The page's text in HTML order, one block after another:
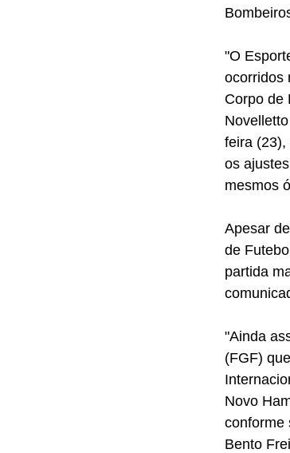
"O
ocorridos
Corpo de
feira (23),
os
mesmos
Apesar
de
partida
"Ainda
(FGF)
Novo
conforme
Bento